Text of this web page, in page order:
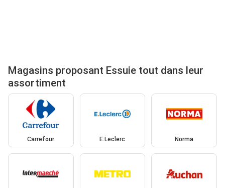
Magasins proposant Essuie tout dans leur
assortiment
Carrefour E.Leclerc Norma